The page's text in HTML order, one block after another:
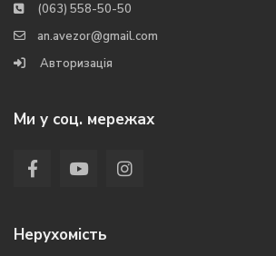
(063) 558-50-50
an.avezor@gmail.com
Авторизація
Ми у соц. мережах
Нерухомість